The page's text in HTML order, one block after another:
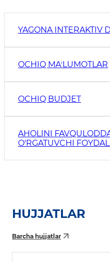
YAGONA INTERAKTIV
OCHIQ MAʼLUMOTLAR
OCHIQ BUDJET
AHOLINI
O'RGATUVCHI
HUJJATLAR
Barcha hujjatlar